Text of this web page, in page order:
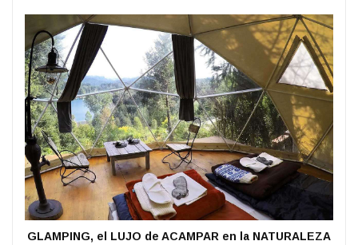
GLAMPING, el LUJO de ACAMPAR en la NATURALEZA